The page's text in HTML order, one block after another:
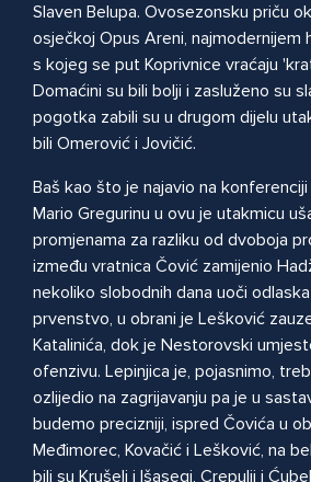
Slaven Belupa. Ovosezonsku priču
osječkoj Opus Areni, najmodernijem
s kojeg se put Koprivnice vraćaju
Domaćini su bili bolji i zasluženo su
pogotka zabili su u drugom dijelu
bili Omerović i Jovičić.
Baš kao što je najavio na
Mario Gregurinu u ovu je utakmicu
promjenama za razliku od dvoboja
između vratnica Čović zamijenio
nekoliko slobodnih dana uoči
prvenstvo, u obrani je Lešković
Katalinića, dok je Nestorovski
ofenzivu. Lepinjica je, pojasnimo,
ozlijedio na zagrijavanju pa je u
budemo precizniji, ispred Čovića u
Međimorec, Kovačić i Lešković, na
bili su Krušelj i Išasegi, Crepulji i